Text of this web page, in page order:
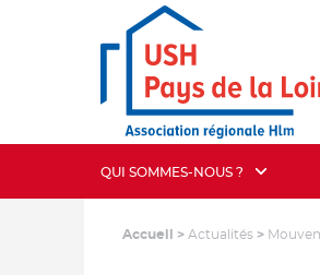
QUI SOMMES-NOUS ?
Accueil > Actualités >